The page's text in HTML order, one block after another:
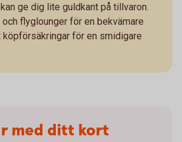
ge dig lite guldkant på tillvaron.
flyglounger för en bekvämare
köpförsäkringar för en smidigare
med ditt kort